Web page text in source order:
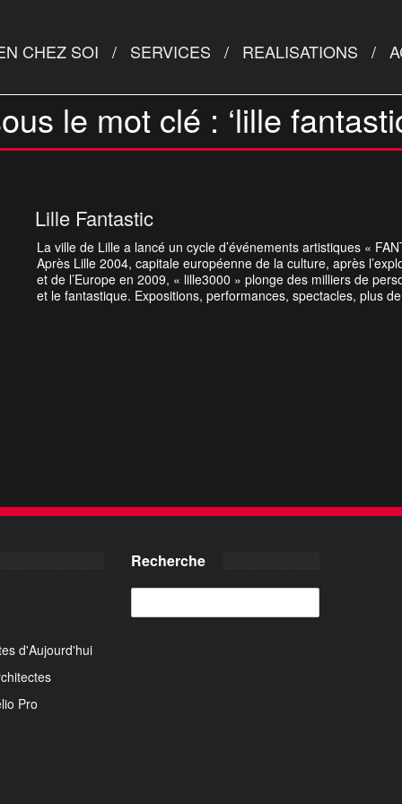
CHEZ SOI SERVICES REALISATIONS
le mot clé : ‘lille
Lille Fantastic
La ville de Lille a lancé un cycle d’événements artistiques «
Après Lille 2004, capitale européenne de la culture, après
et de l’Europe en 2009, « lille3000 » plonge des milliers de
et le fantastique. Expositions, performances, spectacles, plus
d'Aujourd'hui
Pro
Recherche